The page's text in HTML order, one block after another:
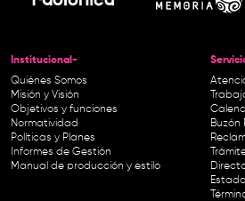
Institucional-
Quiénes Somos
Misión y Visión
Objetivos y funciones
Normatividad
Políticas y Planes
Informes de Gestión
Manual de producción y estilo
Buzón